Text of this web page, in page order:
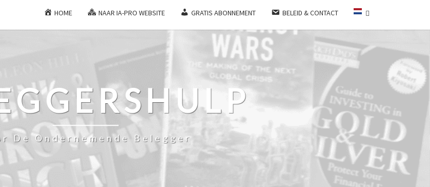
HOME NAAR IA-PRO WEBSITE GRATIS ABONNEMENT BELEID & CONTACT
De Ondernemende Belegger